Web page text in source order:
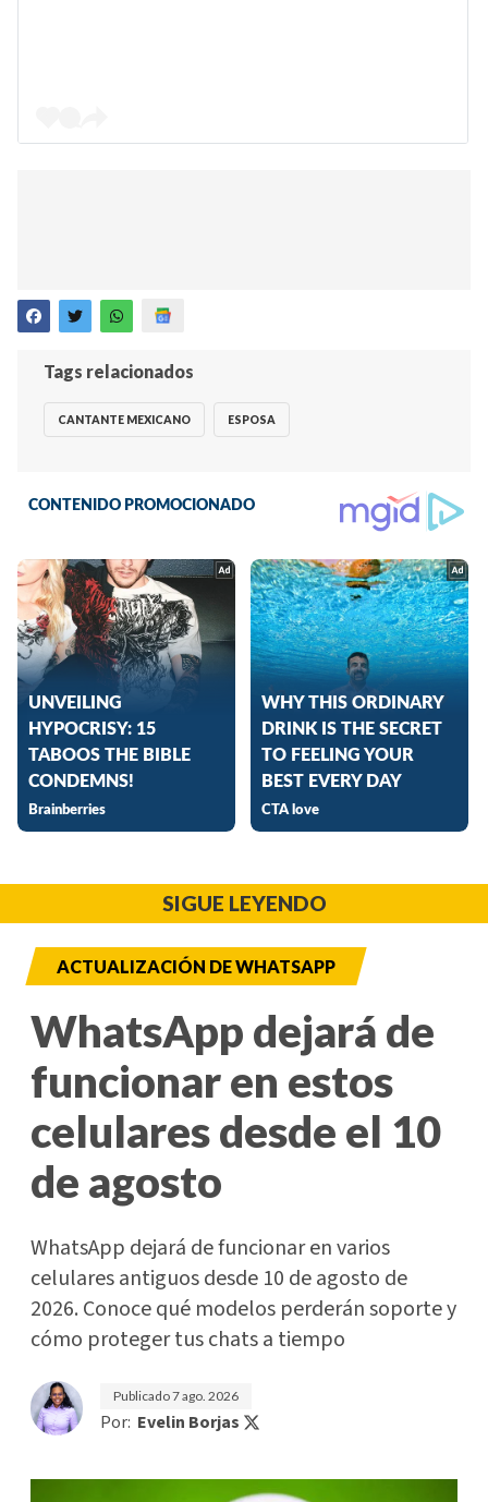
Tags relacionados
CANTANTE MEXICANO ESPOSA
SIGUE LEYENDO
ACTUALIZACIÓN DE WHATSAPP
WhatsApp dejará de
funcionar en estos
celulares desde el 10
de agosto
WhatsApp dejará de funcionar en varios
celulares antiguos desde 10 de agosto de
2026. Conoce qué modelos perderán soporte y
cómo proteger tus chats a tiempo
Publicado7 ago. 2026
Por: Evelin Borjas